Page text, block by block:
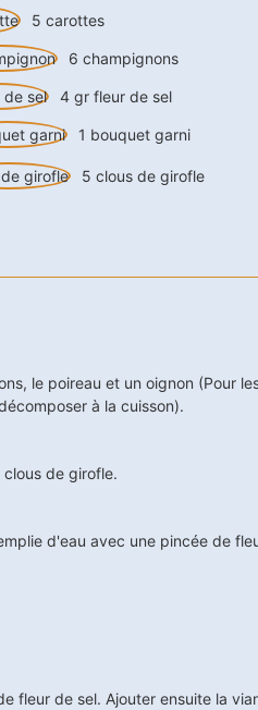
5 carottes
6 champignons
4 gr fleur de sel
1 bouquet garni
5 clous de girofle
le poireau et un oignon (Pour
à la cuisson).
de girofle.
d'eau avec une pincée de
fleur de sel. Ajouter ensuite la